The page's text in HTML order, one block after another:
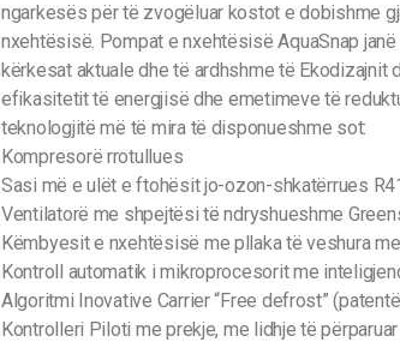
ngarkesës për të zvogëluar kostot e dobishme
nxehtësisë. Pompat e nxehtësisë AquaSnap
kërkesat aktuale dhe të ardhshme të Ekodizajnit
efikasitetit të energjisë dhe emetimeve të
teknologjitë më të mira të disponueshme sot:
Kompresorë rrotullues
Sasi më e ulët e ftohësit jo-ozon-shkatërrues
Ventilatorë me shpejtësi të ndryshueshme
Këmbyesit e nxehtësisë me pllaka të veshura
Kontroll automatik i mikroprocesorit me
Algoritmi Inovative Carrier “Free defrost”
Kontrolleri Piloti me prekje, me lidhje të